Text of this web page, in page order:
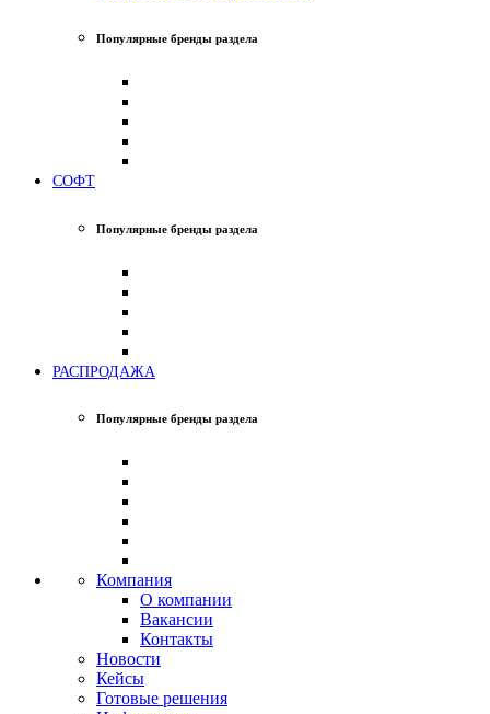
Популярные бренды раздела
СОФТ
Популярные бренды раздела
РАСПРОДАЖА
Популярные бренды раздела
Компания
О компании
Вакансии
Контакты
Новости
Кейсы
Готовые решения